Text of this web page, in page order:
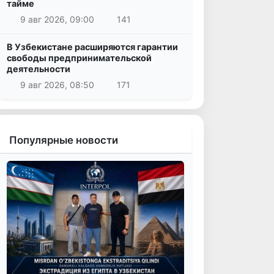
тайме
9 авг 2026, 09:00
141
В Узбекистане расширяются гарантии
свободы предпринимательской
деятельности
9 авг 2026, 08:50
171
Популярные новости